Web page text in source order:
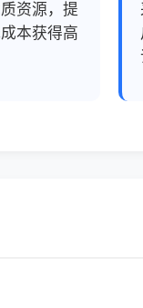
资源，提
本获得高